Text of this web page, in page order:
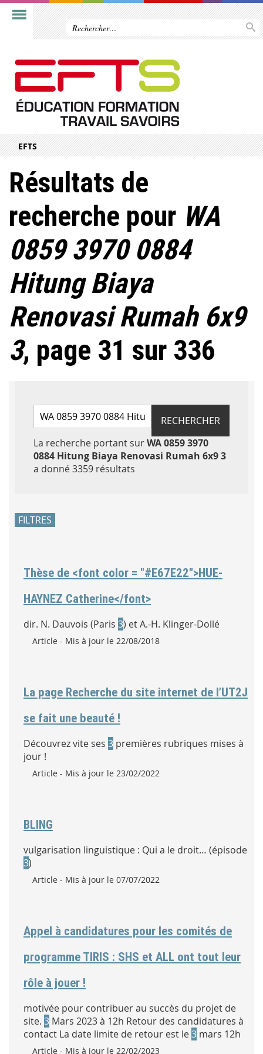
EFTS
Résultats de
recherche pour WA
0859 3970 0884
Hitung Biaya
Renovasi Rumah 6x9
3, page 31 sur 336
Rechercher par mots-clés
RECHERCHER
La recherche portant surWA 0859 3970
0884 Hitung Biaya Renovasi Rumah 6x9 3
a donné 3359 résultats
FILTRES
Thèse de <font color = "#E67E22">HUE-
HAYNEZ Catherine</font>
dir. N. Dauvois (Paris 3) et A.-H. Klinger-Dollé
Type :
Article - Mis à jour le 22/08/2018
La page Recherche du site internet de l’UT2J
se fait une beauté !
Découvrez vite ses 3 premières rubriques mises à
jour !
Type :
Article - Mis à jour le 23/02/2022
BLING
vulgarisation linguistique : Qui a le droit… (épisode
3)
Type :
Article - Mis à jour le 07/07/2022
Appel à candidatures pour les comités de
programme TIRIS : SHS et ALL ont tout leur
rôle à jouer !
motivée pour contribuer au succès du projet de
site. 3 Mars 2023 à 12h Retour des candidatures à
contact La date limite de retour est le3 mars 12h
Type :
Article - Mis à jour le 22/02/2023